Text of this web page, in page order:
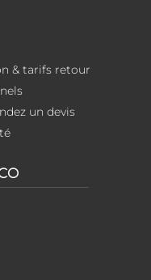
& tarifs retour
un devis